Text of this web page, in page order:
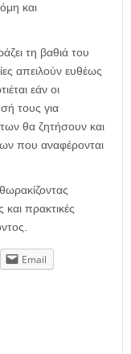
και
τη βαθιά του
απειλούν ευθέως
εάν οι
τους για
θα ζητήσουν και
που αναφέρονται
πρακτικές
Email